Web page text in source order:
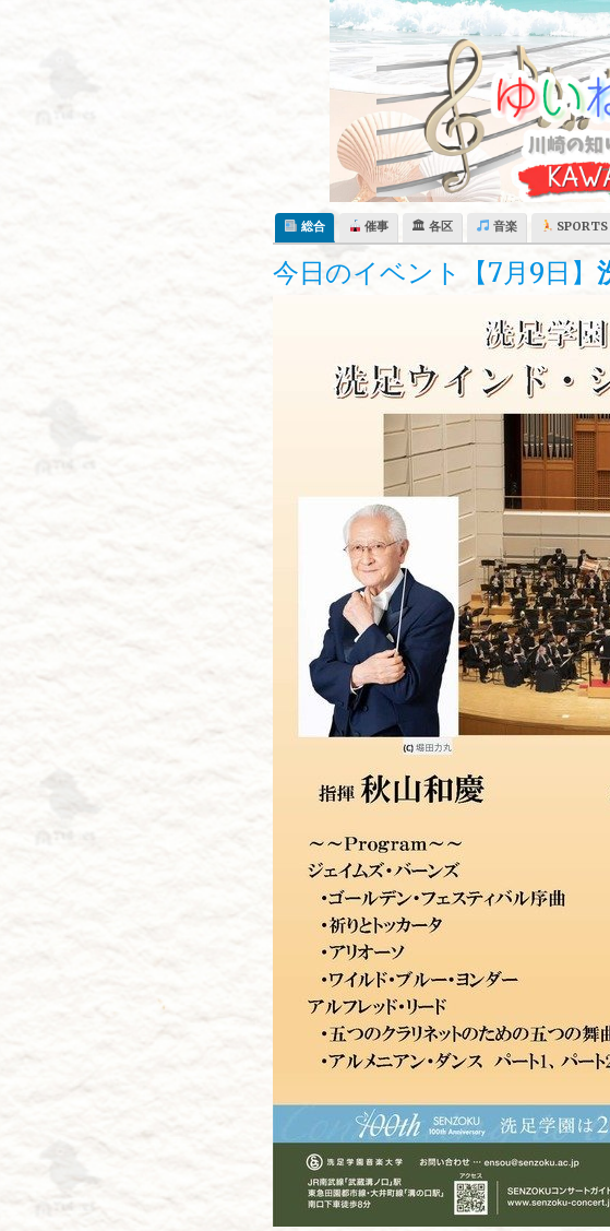
総合 催事 🏛 各区 音楽 SPORTS
今日のイベント【7月9日】